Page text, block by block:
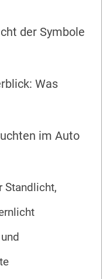
der Symbole
Was
im Auto
Standlicht,